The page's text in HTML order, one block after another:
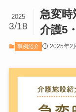
急変時
介護5
2025
3/18
事例紹介 2025年2